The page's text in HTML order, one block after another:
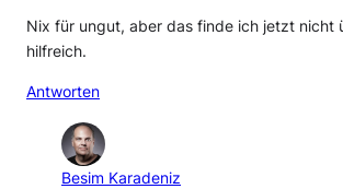
Nix für ungut, aber das finde ich jetzt nicht
hilfreich.
Antworten
Besim Karadeniz